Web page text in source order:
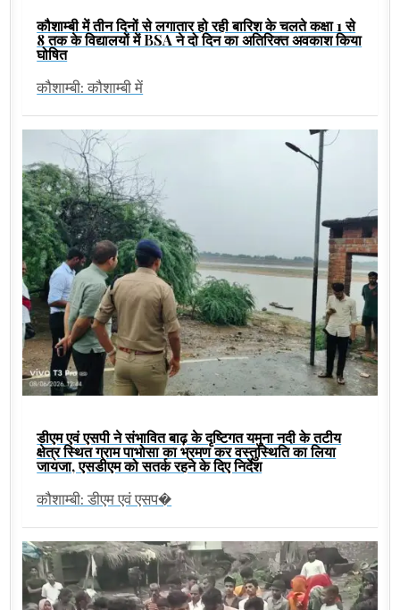
कौशाम्बी में तीन दिनों से लगातार हो रही बारिश के चलते कक्षा 1 से
8 तक के विद्यालयों में BSA ने दो दिन का अतिरिक्त अवकाश किया
घोषित
कौशाम्बी: कौशाम्बी में
डीएम एवं एसपी ने संभावित बाढ़ के दृष्टिगत यमुना नदी के तटीय
क्षेत्र स्थित ग्राम पाभोसा का भ्रमण कर वस्तुस्थिति का लिया
जायजा, एसडीएम को सतर्क रहने के दिए निर्देश
कौशाम्बी: डीएम एवं एसप�